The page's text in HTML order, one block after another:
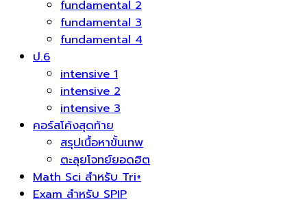
fundamental 2
fundamental 3
fundamental 4
ป.6
intensive 1
intensive 2
intensive 3
คอร์สโค้งสุดท้าย
สรุปเนื้อหาขั้นเทพ
ตะลุยโจทย์ยอดฮิต
Math Sci สำหรับ Tri+
Exam สำหรับ SPIP